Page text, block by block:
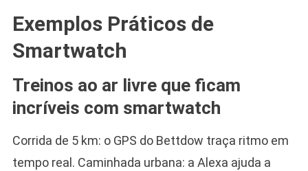
Exemplos Práticos de
Smartwatch
Treinos ao ar livre que ficam
incríveis com smartwatch
Corrida de 5 km: o GPS do Bettdow traça ritmo em
tempo real. Caminhada urbana: a Alexa ajuda a